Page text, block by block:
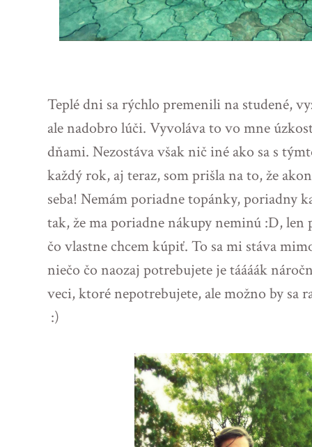
Teplé dni sa rýchlo premenili na studené,
ale nadobro lúči. Vyvoláva to vo mne
dňami. Nezostáva však nič iné ako sa s
každý rok, aj teraz, som prišla na to, že
seba! Nemám poriadne topánky, poriadny
tak, že ma poriadne nákupy neminú :D,
čo vlastne chcem kúpiť. To sa mi stáva
niečo čo naozaj potrebujete je táááák
veci, ktoré nepotrebujete, ale možno by sa
:)